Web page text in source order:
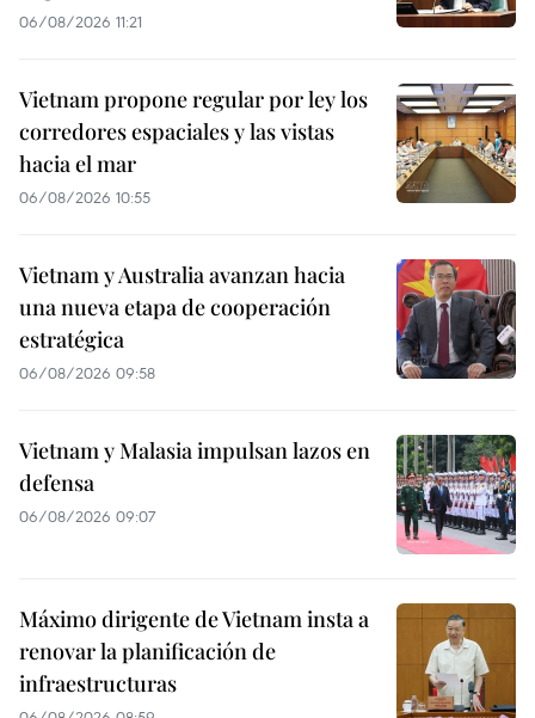
06/08/2026 11:21
Vietnam propone regular por ley los
corredores espaciales y las vistas
hacia el mar
06/08/2026 10:55
Vietnam y Australia avanzan hacia
una nueva etapa de cooperación
estratégica
06/08/2026 09:58
Vietnam y Malasia impulsan lazos en
defensa
06/08/2026 09:07
Máximo dirigente de Vietnam insta a
renovar la planificación de
infraestructuras